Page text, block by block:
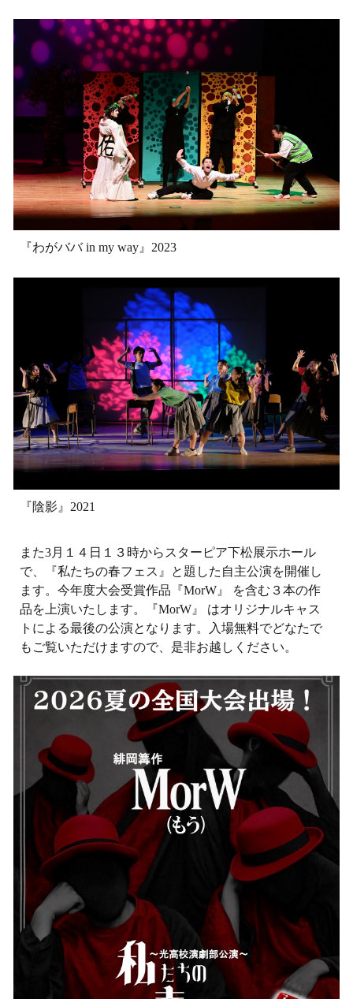
『わがババ in my way』2023
『陰影』2021
また3月１４日１３時からスターピア下松展示ホール
で、『私たちの春フェス』と題した自主公演を開催し
ます。今年度大会受賞作品『MorW』 を含む３本の作
品を上演いたします。『MorW』 はオリジナルキャス
トによる最後の公演となります。入場無料でどなたで
もご覧いただけますので、是非お越しください。